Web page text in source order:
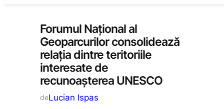
Forumul Național al
Geoparcurilor consolidează
relația dintre teritoriile
interesate de
recunoașterea UNESCO
deLucian Ispas